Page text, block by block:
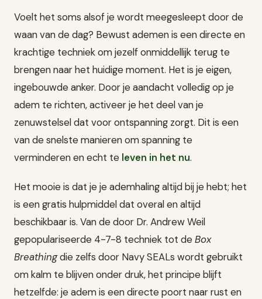
Voelt het soms alsof je wordt meegesleept door de
waan van de dag? Bewust ademen is een directe en
krachtige techniek om jezelf onmiddellijk terug te
brengen naar het huidige moment. Het is je eigen,
ingebouwde anker. Door je aandacht volledig op je
adem te richten, activeer je het deel van je
zenuwstelsel dat voor ontspanning zorgt. Dit is een
van de snelste manieren om spanning te
verminderen en echt te leven in het nu.
Het mooie is dat je je ademhaling altijd bij je hebt; het
is een gratis hulpmiddel dat overal en altijd
beschikbaar is. Van de door Dr. Andrew Weil
gepopulariseerde 4-7-8 techniek tot deBox
Breathingdie zelfs door Navy SEALs wordt gebruikt
om kalm te blijven onder druk, het principe blijft
hetzelfde: je adem is een directe poort naar rust en